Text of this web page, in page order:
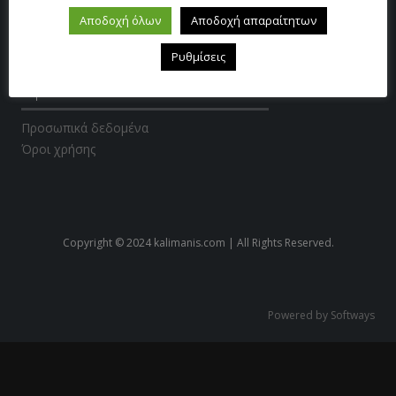
Τρόποι πληρωμής – αποστολής
Προσωπικά δεδομένα
Όροι χρήσης
Copyright © 2024 kalimanis.com | All Rights Reserved.
Powered by Softways
Αποδοχή όλων Αποδοχή απαραίτητων
Ρυθμίσεις